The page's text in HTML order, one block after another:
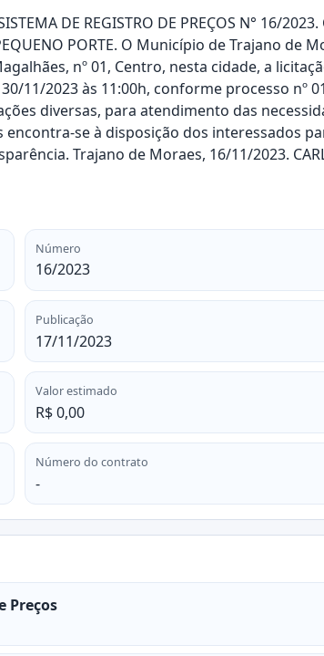
DE REGISTRO DE PREÇOS N° 16/
PEQUENO PORTE. O Município de Trajano
nº 01, Centro, nesta cidade, a
11/2023 às 11:00h, conforme processo nº
diversas, para atendimento das
se à disposição dos interessados
Trajano de Moraes, 16/11/2023.
Número
16/2023
Publicação
17/11/2023
Valor estimado
R$ 0,00
Número do contrato
-
Preços